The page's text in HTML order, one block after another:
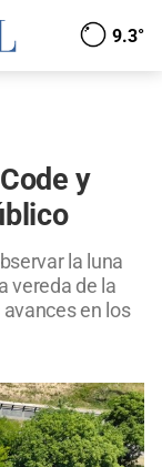
9.3°
y
la luna
vereda de la
en los